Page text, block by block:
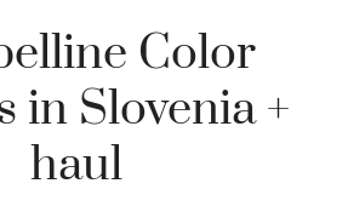
Color
in Slovenia +
haul